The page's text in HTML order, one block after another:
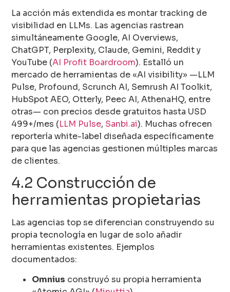
La acción más extendida es montar tracking de
visibilidad en LLMs. Las agencias rastrean
simultáneamente Google, AI Overviews,
ChatGPT, Perplexity, Claude, Gemini, Reddit y
YouTube (AI Profit Boardroom). Estalló un
mercado de herramientas de «AI visibility» —LLM
Pulse, Profound, Scrunch AI, Semrush AI Toolkit,
HubSpot AEO, Otterly, Peec AI, AthenaHQ, entre
otras— con precios desde gratuitos hasta USD
499+/mes (LLM Pulse, Sanbi.ai). Muchas ofrecen
reportería white-label diseñada específicamente
para que las agencias gestionen múltiples marcas
de clientes.
4.2 Construcción de
herramientas propietarias
Las agencias top se diferencian construyendo su
propia tecnología en lugar de solo añadir
herramientas existentes. Ejemplos
documentados:
Omnius construyó su propia herramienta